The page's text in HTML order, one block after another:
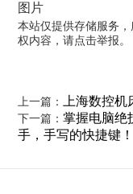
图片
本站仅提供存储服务
权内容，请点击举报。
上一篇： 上海数控
下一篇：掌握电脑绝
手，手写的快捷键！